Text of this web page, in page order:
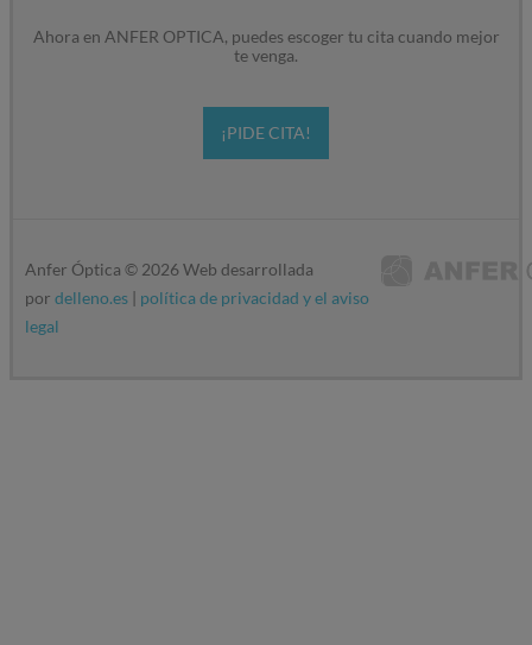
Ahora en ANFER OPTICA, puedes escoger tu cita cuando mejor
te venga.
¡PIDE CITA!
Anfer Óptica © 2026Web desarrollada
por delleno.es | política de privacidad y el aviso
legal